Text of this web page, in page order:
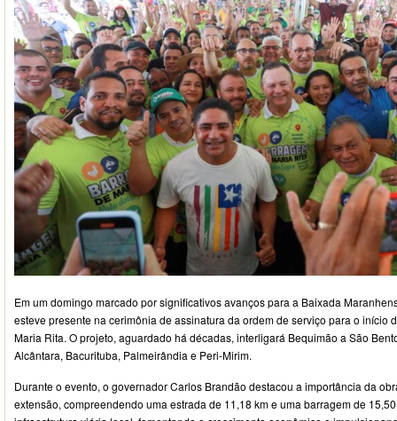
Em um domingo marcado por significativos avanços para a Baixada
esteve presente na cerimônia de assinatura da ordem de serviço para o início
Maria Rita. O projeto, aguardado há décadas, interligará Bequimão a São
Alcântara, Bacurituba, Palmeirândia e Peri-Mirim.
Durante o evento, o governador Carlos Brandão destacou a importância da
extensão, compreendendo uma estrada de 11,18 km e uma barragem de